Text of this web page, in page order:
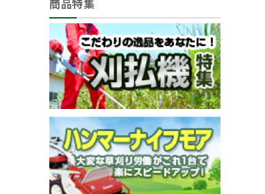
メールでのお問い合わせ
info@agriz.net
FAXでのご注文
0739-72-453224時間受付
商品特集